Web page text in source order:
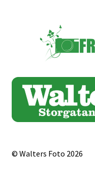
Bildtjänster
© Walters Foto 2026